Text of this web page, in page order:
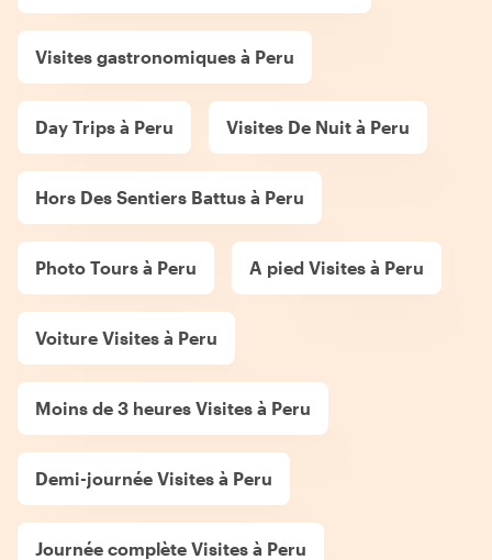
Visites gastronomiques à Peru
Day Trips à Peru Visites De Nuit à Peru
Hors Des Sentiers Battus à Peru
Photo Tours à Peru A pied Visites à Peru
Voiture Visites à Peru
Moins de 3 heures Visites à Peru
Demi-journée Visites à Peru
Journée complète Visites à Peru